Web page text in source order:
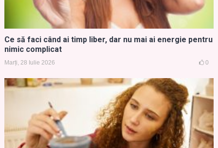
Ce să faci când ai timp liber, dar nu mai ai energie pentru
nimic complicat
Marți, 28 Iulie 2026 0